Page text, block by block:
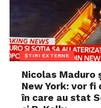
ȘTIRI EXTERNE
Nicolas Maduro
New York: vor fi
în care au stat